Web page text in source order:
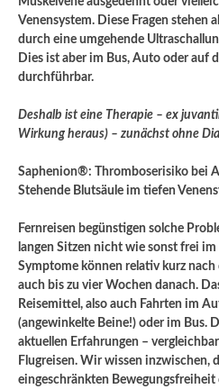
Venensystem. Diese Fragen stehen
durch eine umgehende
Dies ist aber im Bus, Auto oder auf
durchführbar.
Deshalb ist eine Therapie – ex
Wirkung heraus) – zunächst ohne
Saphenion®: Thromboserisiko bei
Stehende Blutsäule im tiefen
Fernreisen begünstigen solche
langen Sitzen nicht wie sonst frei
Symptome können relativ kurz nach
auch bis zu vier Wochen danach.
Reisemittel, also auch Fahrten im
(angewinkelte Beine!) oder im Bus.
aktuellen Erfahrungen –
Flugreisen. Wir wissen inzwischen,
eingeschränkten Bewegungsfreiheit